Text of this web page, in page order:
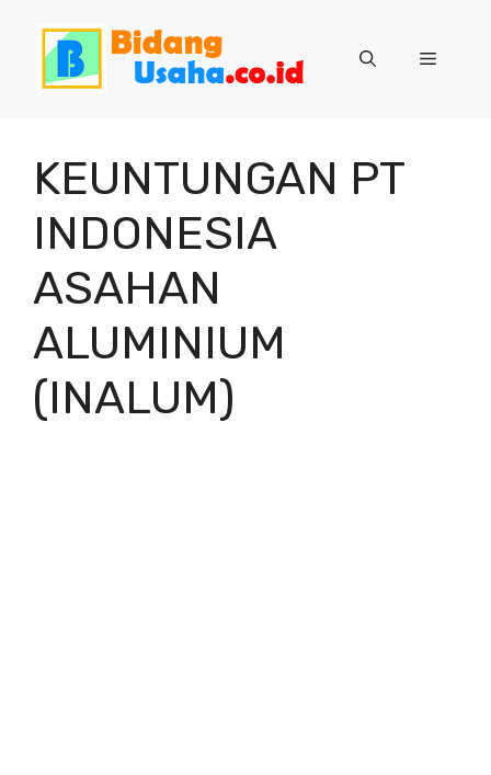
Menu
KEUNTUNGAN PT
INDONESIA
ASAHAN
ALUMINIUM
(INALUM)